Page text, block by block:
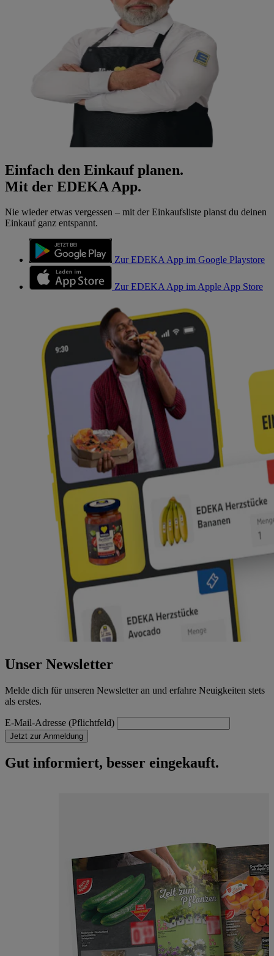
Einfach den Einkauf planen.
Mit der EDEKA App.
Nie wieder etwas vergessen – mit der Einkaufsliste planst du deinen
Einkauf ganz entspannt.
Zur EDEKA App im Google Playstore
Zur EDEKA App im Apple App Store
Unser Newsletter
Melde dich für unseren Newsletter an und erfahre Neuigkeiten stets
als erstes.
E-Mail-Adresse (Pflichtfeld)
Jetzt zur Anmeldung
Gut informiert, besser eingekauft.